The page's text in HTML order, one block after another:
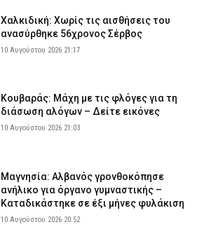
Χαλκιδική: Χωρίς τις αισθήσεις του
ανασύρθηκε 56χρονος Σέρβος
10 Αυγούστου 2026 21:17
Κουβαράς: Μάχη με τις φλόγες για τη
διάσωση αλόγων – Δείτε εικόνες
10 Αυγούστου 2026 21:03
Μαγνησία: Αλβανός γρονθοκόπησε
ανήλικο για όργανο γυμναστικής –
Καταδικάστηκε σε έξι μήνες φυλάκιση
10 Αυγούστου 2026 20:52